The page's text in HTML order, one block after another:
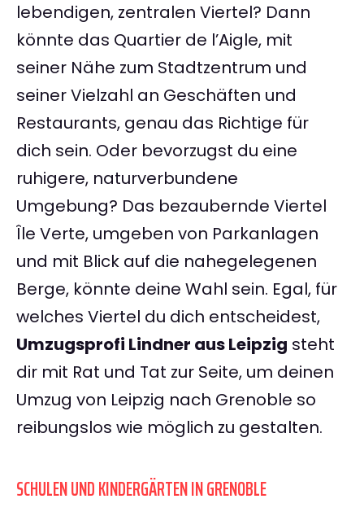
lebendigen, zentralen Viertel? Dann
könnte das Quartier de l’Aigle, mit
seiner Nähe zum Stadtzentrum und
seiner Vielzahl an Geschäften und
Restaurants, genau das Richtige für
dich sein. Oder bevorzugst du eine
ruhigere, naturverbundene
Umgebung? Das bezaubernde Viertel
Île Verte, umgeben von Parkanlagen
und mit Blick auf die nahegelegenen
Berge, könnte deine Wahl sein. Egal, für
welches Viertel du dich entscheidest,
Umzugsprofi Lindner aus Leipzig steht
dir mit Rat und Tat zur Seite, um deinen
Umzug von Leipzig nach Grenoble so
reibungslos wie möglich zu gestalten.
SCHULEN UND KINDERGÄRTEN IN GRENOBLE